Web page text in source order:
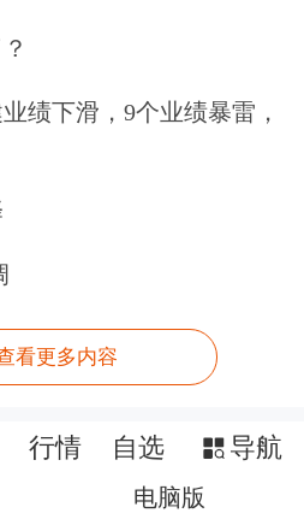
金，偏好盈利和股息
时2015年后证券行业
。
率并不高。
绩下滑，9个业绩暴雷，
看更多内容
行情 自选 导航
电脑版